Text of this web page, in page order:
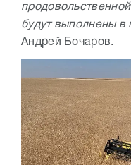
будут выполнены
Андрей Бочаров.